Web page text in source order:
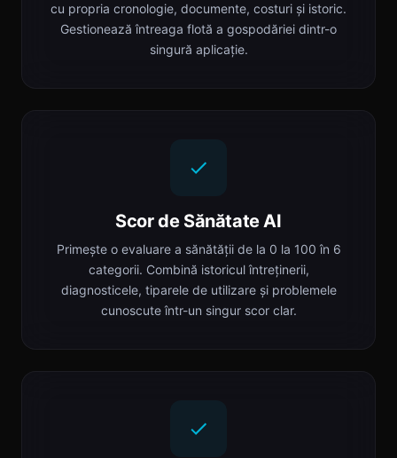
cu propria cronologie, documente, costuri și istoric.
Gestionează întreaga flotă a gospodăriei dintr-o
singură aplicație.
Scor de Sănătate AI
Primește o evaluare a sănătății de la 0 la 100 în 6
categorii. Combină istoricul întreținerii,
diagnosticele, tiparele de utilizare și problemele
cunoscute într-un singur scor clar.